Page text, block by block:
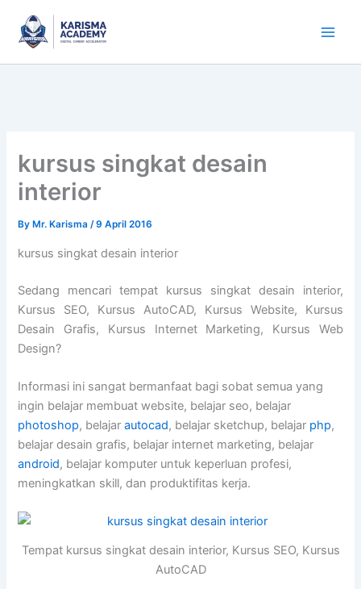
content
kursus singkat desain
interior
By Mr. Karisma/9 April 2016
kursus singkat desain interior
Sedang mencari tempat kursus singkat desain interior,
Kursus SEO, Kursus AutoCAD, Kursus Website, Kursus
Desain Grafis, Kursus Internet Marketing, Kursus Web
Design?
Informasi ini sangat bermanfaat bagi sobat semua yang
ingin belajar membuat website, belajar seo, belajar
photoshop, belajarautocad, belajar sketchup, belajar php,
belajar desain grafis, belajar internet marketing, belajar
android, belajar komputer untuk keperluan profesi,
meningkatkan skill, dan produktifitas kerja.
Tempat kursus singkat desain interior, Kursus SEO, Kursus
AutoCAD